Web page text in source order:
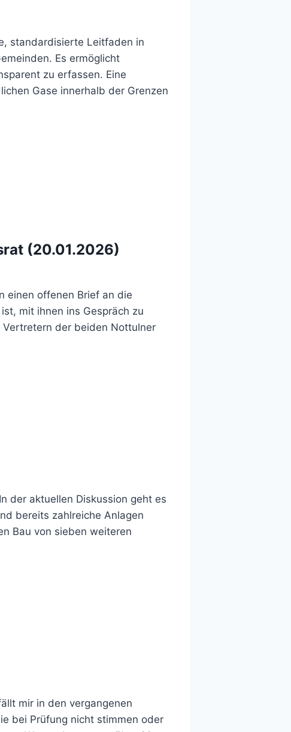
standardisierte Leitfaden in
Es ermöglicht
zu erfassen. Eine
Gase innerhalb der Grenzen
(20.01.2026)
einen offenen Brief an die
mit ihnen ins Gespräch zu
Vertretern der beiden Nottulner
der aktuellen Diskussion geht es
bereits zahlreiche Anlagen
Bau von sieben weiteren
mir in den vergangenen
bei Prüfung nicht stimmen oder